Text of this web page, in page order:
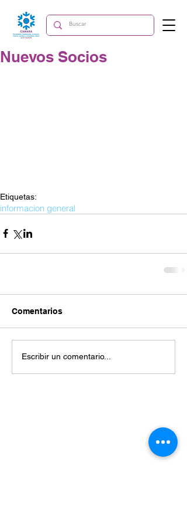
Nuevos Socios
Etiquetas:
informacion general
Comentarios
Escribir un comentario...